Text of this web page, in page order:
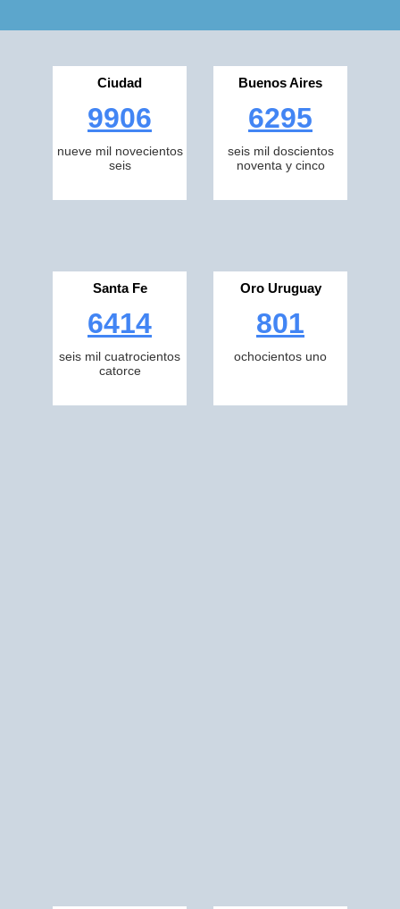
Ciudad
9906
nueve mil novecientos
seis
Buenos Aires
6295
seis mil doscientos
noventa y cinco
Santa Fe
6414
seis mil cuatrocientos
catorce
Oro Uruguay
801
ochocientos uno